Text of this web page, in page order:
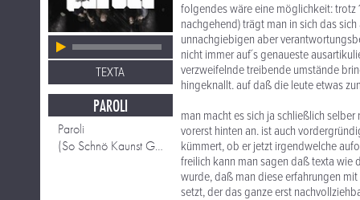
TEXTA
PAROLI
Paroli
(So Schnö Kaunst Gor Net) Schaun! feat Attwenger
folgendes wäre eine möglichkeit:
nachgehend) trägt man in sich das
unnachgiebigen aber
nicht immer auf´s genaueste
verzweifelnde treibende umstände
hingeknallt. auf daß die leute etwas
man macht es sich ja schließlich
vorerst hinten an. ist auch
kümmert, ob er jetzt irgendwelche
freilich kann man sagen daß texta
wurde, daß man diese erfahrungen
setzt, der das ganze erst